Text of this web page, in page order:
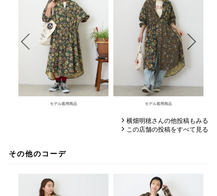
モデル着用商品 モデル着用商品
横畑明穂さんの他投稿もみる
この店舗の投稿をすべて見る
その他のコーデ